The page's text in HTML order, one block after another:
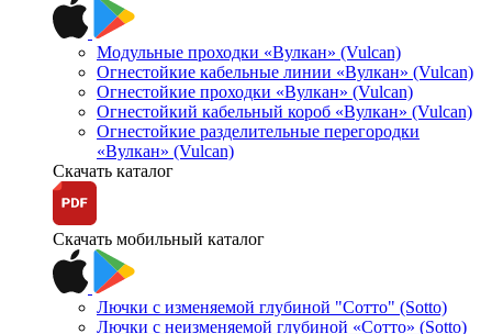
Модульные проходки «Вулкан» (Vulcan)
Огнестойкие кабельные линии «Вулкан» (Vulcan)
Огнестойкие проходки «Вулкан» (Vulcan)
Огнестойкий кабельный короб «Вулкан» (Vulcan)
Огнестойкие разделительные перегородки
«Вулкан» (Vulcan)
Скачать каталог
Скачать мобильный каталог
Лючки с изменяемой глубиной "Сотто" (Sotto)
Лючки с неизменяемой глубиной «Сотто» (Sotto)